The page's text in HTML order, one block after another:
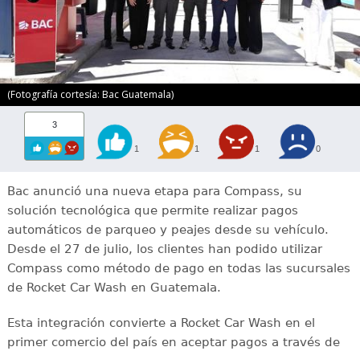
(Fotografía cortesía: Bac Guatemala)
3
1 1 1 0
Bac anunció una nueva etapa para Compass, su
solución tecnológica que permite realizar pagos
automáticos de parqueo y peajes desde su vehículo.
Desde el 27 de julio, los clientes han podido utilizar
Compass como método de pago en todas las sucursales
de Rocket Car Wash en Guatemala.
Esta integración convierte a Rocket Car Wash en el
primer comercio del país en aceptar pagos a través de